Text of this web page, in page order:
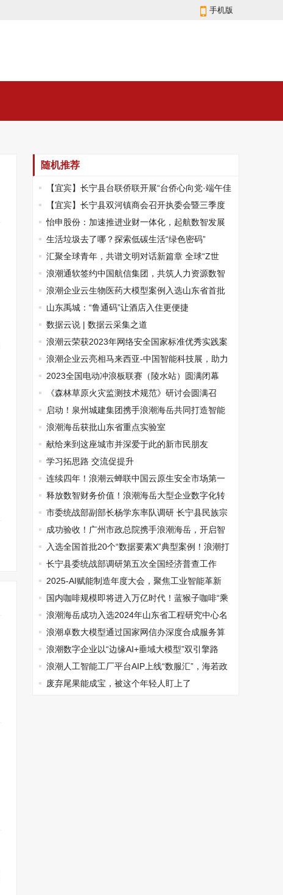
手机版
随机推荐
【宜宾】长宁县台联侨联开展“台侨心向党·端午佳
节粽飘香”活动
【宜宾】长宁县双河镇商会召开执委会暨三季度
工作总结会
怡申股份：加速推进业财一体化，起航数智发展
新阶段
生活垃圾去了哪？探索低碳生活“绿色密码”
汇聚全球青年，共谱文明对话新篇章 全球“Z世
代”泰山对话会在山东泰安举行
浪潮通软签约中国航信集团，共筑人力资源数智
化转型新标杆
浪潮企业云生物医药大模型案例入选山东省首批
人工智能大模型“百景智能”典型应用场景
山东禹城：“鲁通码”让酒店入住更便捷
数据云说 | 数据云采集之道
浪潮云荣获2023年网络安全国家标准优秀实践案
例奖浪潮企业云亮相马来西亚-中国智能科技展，助力
云上数智化转型提速
2023全国电动冲浪板联赛（陵水站）圆满闭幕
《森林草原火灾监测技术规范》研讨会圆满召
开！启动！泉州城建集团携手浪潮海岳共同打造智能
财务共享平台
浪潮海岳获批山东省重点实验室
献给来到这座城市并深爱于此的新市民朋友
学习拓思路 交流促提升
连续四年！浪潮云蝉联中国云原生安全市场第一
位释放数智财务价值！浪潮海岳大型企业数字化转
型高峰论坛在广州召开
市委统战部副部长杨学东率队调研 长宁县民族宗
教工作
成功验收！广州市政总院携手浪潮海岳，开启智
慧人力新里程
入选全国首批20个“数据要素X”典型案例！浪潮打
造的烟台市镇街综合数据平台何以脱颖而出？
长宁县委统战部调研第五次全国经济普查工作
2025-AI赋能制造年度大会，聚焦工业智能革新
国内咖啡规模即将进入万亿时代！蓝猴子咖啡“乘
风”发展
浪潮海岳成功入选2024年山东省工程研究中心名
单浪潮卓数大模型通过国家网信办深度合成服务算
法备案
浪潮数字企业以“边缘AI+垂域大模型”双引擎路
径，赋能制造业高质量发展
浪潮人工智能工厂平台AIP上线“数服汇”，海若政
务“数智万景”平台同步发布
废弃尾果能成宝，被这个年轻人盯上了